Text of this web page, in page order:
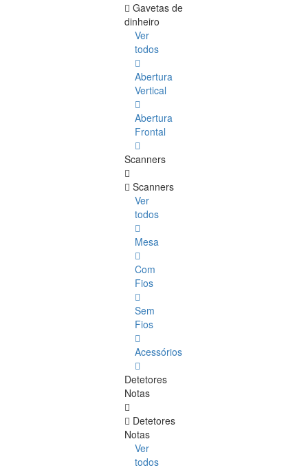
Gavetas de
dinheiro
Ver
todos
Abertura
Vertical
Abertura
Frontal
Scanners
Scanners
Ver
todos
Mesa
Com
Fios
Sem
Fios
Acessórios
Detetores
Notas
Detetores
Notas
Ver
todos